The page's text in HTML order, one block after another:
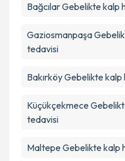
BağcılarGebelikte kalp
Gaziosmanpaşa
tedavisi
BakırköyGebelikte kalp
Küçükçekmece
tedavisi
Maltepe Gebelikte kalp